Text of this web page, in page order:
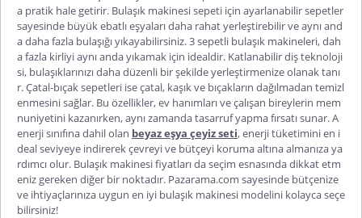
a pratik hale getirir. Bulaşık makinesi sepeti için ayarlanabilir sepetler
sayesinde büyük ebatlı eşyaları daha rahat yerleştirebilir ve aynı and
a daha fazla bulaşığı yıkayabilirsiniz. 3 sepetli bulaşık makineleri, dah
a fazla kirliyi aynı anda yıkamak için idealdir. Katlanabilir diş teknoloji
si, bulaşıklarınızı daha düzenli bir şekilde yerleştirmenize olanak tanı
r. Çatal-bıçak sepetleri ise çatal, kaşık ve bıçakların dağılmadan temizl
enmesini sağlar. Bu özellikler, ev hanımları ve çalışan bireylerin mem
nuniyetini kazanırken, aynı zamanda tasarruf yapma fırsatı sunar. A
enerji sınıfına dahil olan beyaz eşya çeyiz seti, enerji tüketimini en i
deal seviyeye indirerek çevreyi ve bütçeyi koruma altına almanıza ya
rdımcı olur. Bulaşık makinesi fiyatlarıda seçim esnasında dikkat etm
eniz gereken diğer bir noktadır. Pazarama.com sayesinde bütçenize
ve ihtiyaçlarınıza uygun en iyi bulaşık makinesi modelini kolayca seçe
bilirsiniz!